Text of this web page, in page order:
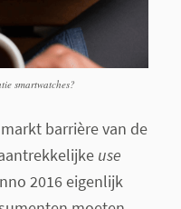
smartwatches?
barrière van de
use
2016 eigenlijk